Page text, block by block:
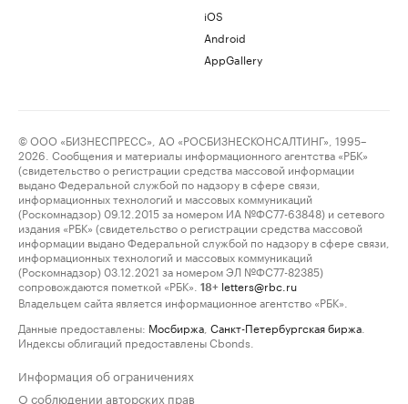
iOS
Android
AppGallery
© ООО «БИЗНЕСПРЕСС», АО «РОСБИЗНЕСКОНСАЛТИНГ», 1995–
2026. Сообщения и материалы информационного агентства «РБК»
(свидетельство о регистрации средства массовой информации
выдано Федеральной службой по надзору в сфере связи,
информационных технологий и массовых коммуникаций
(Роскомнадзор) 09.12.2015 за номером ИА №ФС77-63848) и сетевого
издания «РБК» (свидетельство о регистрации средства массовой
информации выдано Федеральной службой по надзору в сфере связи,
информационных технологий и массовых коммуникаций
(Роскомнадзор) 03.12.2021 за номером ЭЛ №ФС77-82385)
сопровождаются пометкой «РБК».
18+ letters@rbc.ru
Владельцем сайта является информационное агентство «РБК».
Данные предоставлены: Мосбиржа Санкт-Петербургская биржа
Индексы облигаций предоставлены Cbonds.
Информация об ограничениях
О соблюдении авторских прав